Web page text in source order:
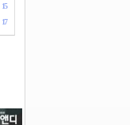
15
17